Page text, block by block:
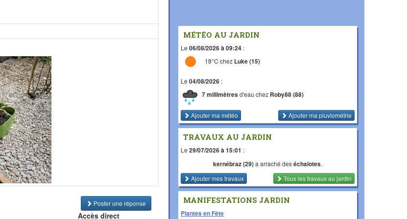
Poster une réponse
Accès direct
MÉTÉO AU JARDIN
Le 06/08/2026 à 09:24 :
18°C chez Luke (15)
Le 04/08/2026 :
7 millimètresd'eau chez Roby88 (88)
Ajouter ma météo Ajouter ma pluviométrie
TRAVAUX AU JARDIN
Le 29/07/2026 à 15:01 :
kernébraz (29)a arraché deséchalotes.
Ajouter mes travaux
Tous les travauxau jardin
MANIFESTATIONS JARDIN
Plantes en Fête